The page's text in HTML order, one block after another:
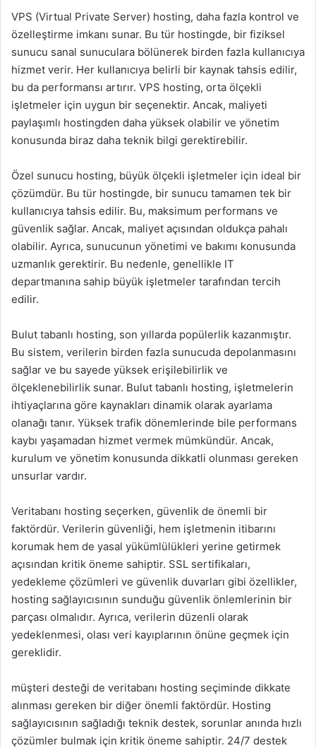
VPS (Virtual Private Server) hosting, daha fazla kontrol ve
özelleştirme imkanı sunar. Bu tür hostingde, bir fiziksel
sunucu sanal sunuculara bölünerek birden fazla kullanıcıya
hizmet verir. Her kullanıcıya belirli bir kaynak tahsis edilir,
bu da performansı artırır. VPS hosting, orta ölçekli
işletmeler için uygun bir seçenektir. Ancak, maliyeti
paylaşımlı hostingden daha yüksek olabilir ve yönetim
konusunda biraz daha teknik bilgi gerektirebilir.
Özel sunucu hosting, büyük ölçekli işletmeler için ideal bir
çözümdür. Bu tür hostingde, bir sunucu tamamen tek bir
kullanıcıya tahsis edilir. Bu, maksimum performans ve
güvenlik sağlar. Ancak, maliyet açısından oldukça pahalı
olabilir. Ayrıca, sunucunun yönetimi ve bakımı konusunda
uzmanlık gerektirir. Bu nedenle, genellikle IT
departmanına sahip büyük işletmeler tarafından tercih
edilir.
Bulut tabanlı hosting, son yıllarda popülerlik kazanmıştır.
Bu sistem, verilerin birden fazla sunucuda depolanmasını
sağlar ve bu sayede yüksek erişilebilirlik ve
ölçeklenebilirlik sunar. Bulut tabanlı hosting, işletmelerin
ihtiyaçlarına göre kaynakları dinamik olarak ayarlama
olanağı tanır. Yüksek trafik dönemlerinde bile performans
kaybı yaşamadan hizmet vermek mümkündür. Ancak,
kurulum ve yönetim konusunda dikkatli olunması gereken
unsurlar vardır.
Veritabanı hosting seçerken, güvenlik de önemli bir
faktördür. Verilerin güvenliği, hem işletmenin itibarını
korumak hem de yasal yükümlülükleri yerine getirmek
açısından kritik öneme sahiptir. SSL sertifikaları,
yedekleme çözümleri ve güvenlik duvarları gibi özellikler,
hosting sağlayıcısının sunduğu güvenlik önlemlerinin bir
parçası olmalıdır. Ayrıca, verilerin düzenli olarak
yedeklenmesi, olası veri kayıplarının önüne geçmek için
gereklidir.
müşteri desteği de veritabanı hosting seçiminde dikkate
alınması gereken bir diğer önemli faktördür. Hosting
sağlayıcısının sağladığı teknik destek, sorunlar anında hızlı
çözümler bulmak için kritik öneme sahiptir. 24/7 destek